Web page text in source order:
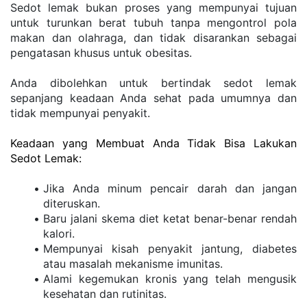
Sedot lemak bukan proses yang mempunyai tujuan
untuk turunkan berat tubuh tanpa mengontrol pola
makan dan olahraga, dan tidak disarankan sebagai
pengatasan khusus untuk obesitas.
Anda dibolehkan untuk bertindak sedot lemak
sepanjang keadaan Anda sehat pada umumnya dan
tidak mempunyai penyakit.
Keadaan yang Membuat Anda Tidak Bisa Lakukan
Sedot Lemak:
Jika Anda minum pencair darah dan jangan
diteruskan.
Baru jalani skema diet ketat benar-benar rendah
kalori.
Mempunyai kisah penyakit jantung, diabetes
atau masalah mekanisme imunitas.
Alami kegemukan kronis yang telah mengusik
kesehatan dan rutinitas.